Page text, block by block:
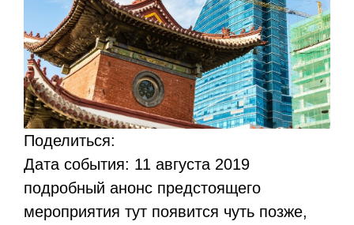
Поделиться:
Дата события: 11 августа 2019
подробный анонс предстоящего
мероприятия тут появится чуть позже,